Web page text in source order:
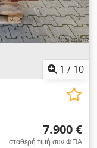
1 / 10
7.900 €
σταθερή τιμή συν ΦΠΑ